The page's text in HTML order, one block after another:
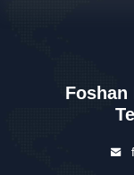
Foshan